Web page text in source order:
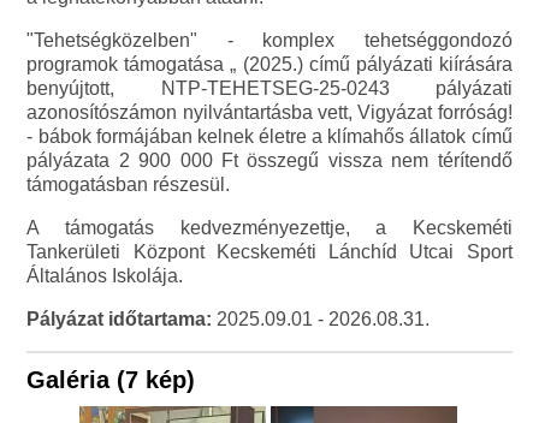
"Tehetségközelben" - komplex tehetséggondozó
programok támogatása „ (2025.) című pályázati kiírására
benyújtott, NTP-TEHETSEG-25-0243 pályázati
azonosítószámon nyilvántartásba vett, Vigyázat forróság!
- bábok formájában kelnek életre a klímahős állatok című
pályázata 2 900 000 Ft összegű vissza nem térítendő
támogatásban részesül.
A támogatás kedvezményezettje, a Kecskeméti
Tankerületi Központ Kecskeméti Lánchíd Utcai Sport
Általános Iskolája.
Pályázat időtartama: 2025.09.01 - 2026.08.31.
Galéria (7 kép)